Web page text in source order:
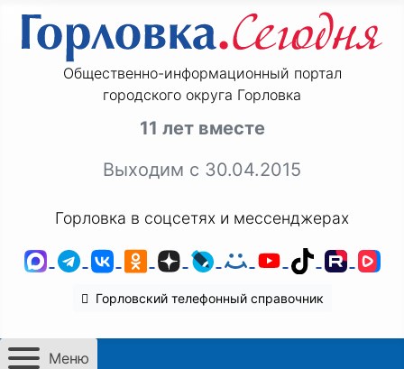
Общественно-информационный портал
городского округа Горловка
11 лет вместе
Выходим с 30.04.2015
Горловка в соцсетях и мессенджерах
MAXTelegram
ВКонтакте
Одноклассники
ДзенLiveJournal
Мой Мир
YouTube
TikTok
Горловский телефонный справочник
Меню